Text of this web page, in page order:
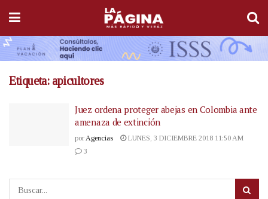
Etiqueta: apicultores
Juez ordena proteger abejas en Colombia ante
amenaza de extinción
por Agencias
LUNES, 3 DICIEMBRE 2018 11:50 AM
3